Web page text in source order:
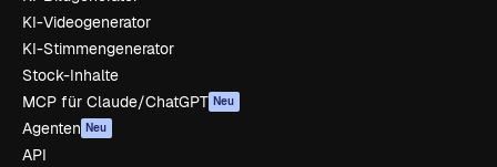
KI-Videogenerator
KI-Stimmengenerator
Stock-Inhalte
MCP für Claude/ChatGPT Neu
Agenten Neu
API